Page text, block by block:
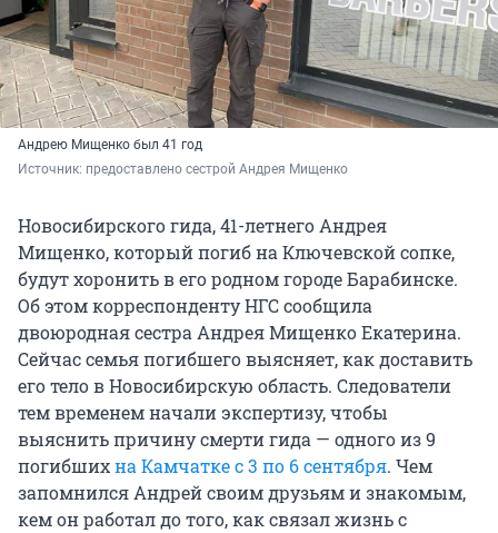
Андрею Мищенко был 41 год
Источник: предоставлено сестрой Андрея Мищенко
Новосибирского гида, 41-летнего Андрея
Мищенко, который погиб на Ключевской сопке,
будут хоронить в его родном городе Барабинске.
Об этом корреспонденту НГС сообщила
двоюродная сестра Андрея Мищенко Екатерина.
Сейчас семья погибшего выясняет, как доставить
его тело в Новосибирскую область. Следователи
тем временем начали экспертизу, чтобы
выяснить причину смерти гида — одного из 9
погибшихна Камчатке с 3 по 6 сентября. Чем
запомнился Андрей своим друзьям и знакомым,
кем он работал до того, как связал жизнь с